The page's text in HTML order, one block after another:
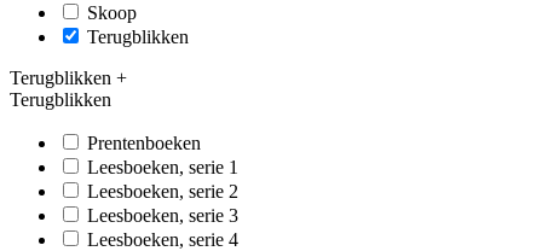
Skoop
Terugblikken
Terugblikken +
Terugblikken
Prentenboeken
Leesboeken, serie 1
Leesboeken, serie 2
Leesboeken, serie 3
Leesboeken, serie 4